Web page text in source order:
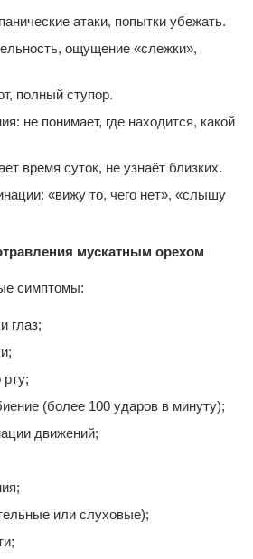
атаки, попытки убежать.
ощущение «слежки»,
полный ступор.
не понимает, где находится, какой
время суток, не узнаёт близких.
«вижу то, чего нет», «слышу
мускатным орехом
симптомы:
глаз;
(более 100 ударов в минуту);
движений;
или слуховые);